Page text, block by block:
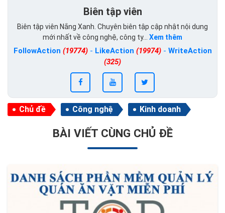
Biên tập viên
Biên tập viên Nắng Xanh. Chuyên biên tập cập nhật nội dung
mới nhất về công nghệ, công ty... Xem thêm
FollowAction (19774)- LikeAction (19974)- WriteAction
(325)
Chủ đề Công nghệ Kinh doanh
BÀI VIẾT CÙNG CHỦ ĐỀ